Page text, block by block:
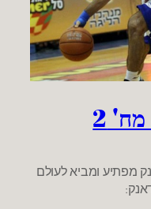
2
מפתיע ומביא לעולם